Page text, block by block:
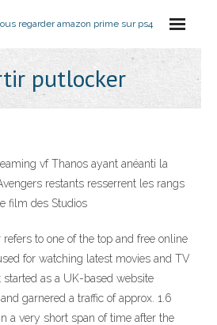
regarder amazon prime sur ps4
putlocker
vf Thanos ayant anéanti la
restants resserrent les rangs
film des Studios
to one of the top and free online
for watching latest movies and TV
started as a UK-based website
garnered a traffic of approx. 1.6
a very short span of time after the